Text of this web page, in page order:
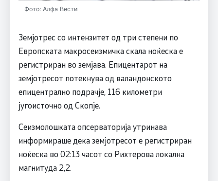
Фото: Алфа Вести
Земјотрес со интензитет од три степени по
Европската макросеизмичка скала ноќеска е
регистриран во земјава. Епицентарот на
земјотресот потекнува од валандонското
епицентрално подрачје, 116 километри
југоисточно од Скопје.
Сеизмолошката опсерваторија утринава
информираше дека земјотресот е регистриран
ноќеска во 02:13 часот со Рихтерова локална
магнитуда 2,2.